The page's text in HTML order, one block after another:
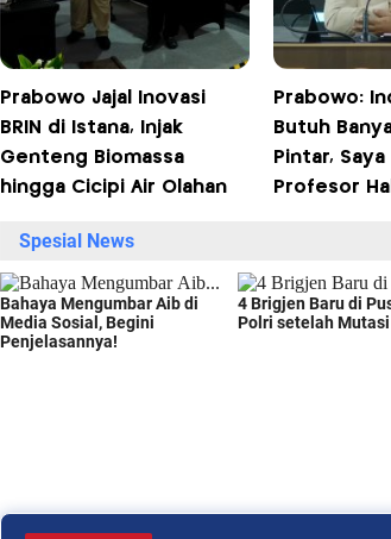
Prabowo Jajal Inovasi
BRIN di Istana, Injak
Genteng Biomassa
hingga Cicipi Air Olahan
Prabowo:
Butuh
Pintar,
Profesor